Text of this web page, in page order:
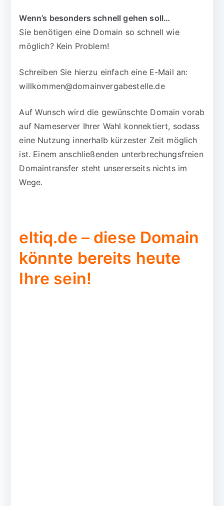
Wenn’s besonders schnell gehen soll…
Sie benötigen eine Domain so schnell wie
möglich? Kein Problem!
Schreiben Sie hierzu einfach eine E-Mail an:
willkommen@domainvergabestelle.de
Auf Wunsch wird die gewünschte Domain vorab
auf Nameserver Ihrer Wahl konnektiert, sodass
eine Nutzung innerhalb kürzester Zeit möglich
ist. Einem anschließenden unterbrechungsfreien
Domaintransfer steht unsererseits nichts im
Wege.
eltiq.de – diese Domain
könnte bereits heute
Ihre sein!